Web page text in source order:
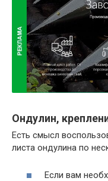
Ондулин,
Есть смысл
листа ондулина по
Если вам